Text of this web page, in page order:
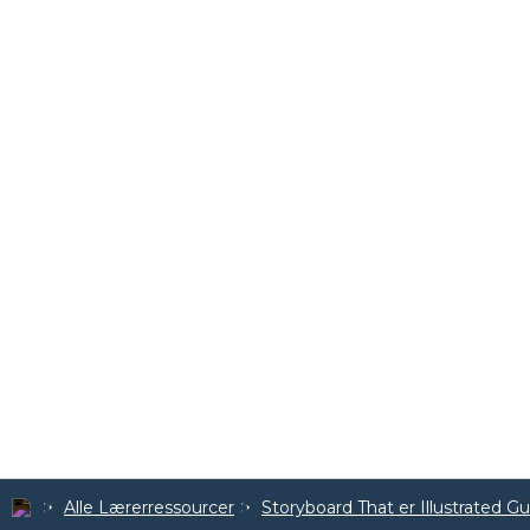
Alle Lærerressourcer Storyboard That er Illustrated